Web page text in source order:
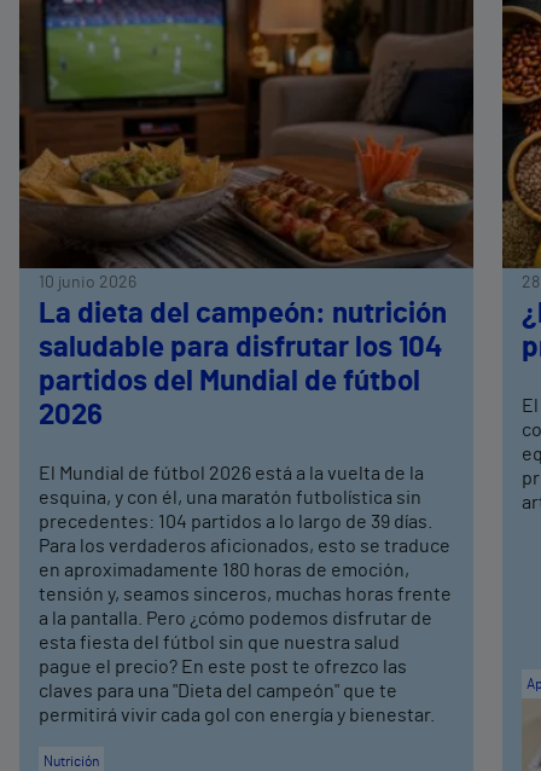
10 junio 2026
La dieta del campeón: nutrición
saludable para disfrutar los 104
partidos del Mundial de fútbol
2026
El Mundial de fútbol 2026 está a la vuelta de la
esquina, y con él, una maratón futbolística sin
precedentes: 104 partidos a lo largo de 39 días.
Para los verdaderos aficionados, esto se traduce
en aproximadamente 180 horas de emoción,
tensión y, seamos sinceros, muchas horas frente
a la pantalla. Pero ¿cómo podemos disfrutar de
esta fiesta del fútbol sin que nuestra salud
pague el precio? En este post te ofrezco las
claves para una "Dieta del campeón" que te
permitirá vivir cada gol con energía y bienestar.
Nutrición